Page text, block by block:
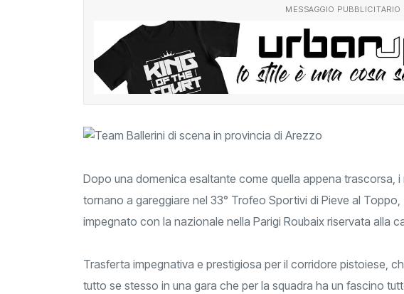
MESSAGGIO PUBBLICITARIO
Dopo una domenica esaltante come quella appena trascorsa,
tornano a gareggiare nel 33° Trofeo Sportivi di Pieve al Toppo,
impegnato con la nazionale nella Parigi Roubaix riservata alla
Trasferta impegnativa e prestigiosa per il corridore pistoiese,
tutto se stesso in una gara che per la squadra ha un fascino